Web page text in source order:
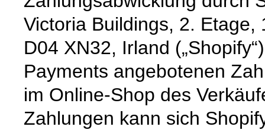
Victoria Buildings, 2.
D04 XN32, Irland
Payments angebotenen
im Online-Shop des
Zahlungen kann sich